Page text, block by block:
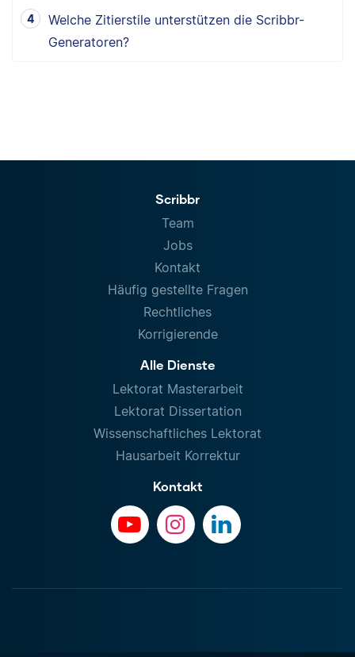
Welche Zitierstile unterstützen die Scribbr-
Generatoren?
Scribbr
Team
Jobs
Kontakt
Häufig gestellte Fragen
Rechtliches
Korrigierende
Alle Dienste
Lektorat Masterarbeit
Lektorat Dissertation
Wissenschaftliches Lektorat
Hausarbeit Korrektur
Kontakt